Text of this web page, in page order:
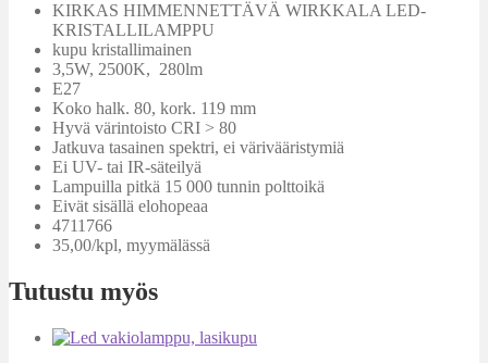
KIRKAS HIMMENNETTÄVÄ WIRKKALA LED-
KRISTALLILAMPPU
kupu kristallimainen
3,5W, 2500K, 280lm
E27
Koko halk. 80, kork. 119 mm
Hyvä värintoisto CRI > 80
Jatkuva tasainen spektri, ei värivääristymiä
Ei UV- tai IR-säteilyä
Lampuilla pitkä 15 000 tunnin polttoikä
Eivät sisällä elohopeaa
4711766
35,00/kpl, myymälässä
Tutustu myös